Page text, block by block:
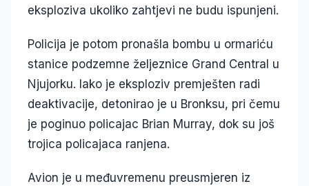
eksploziva ukoliko zahtjevi ne budu ispunjeni.
Policija je potom pronašla bombu u ormariću
stanice podzemne željeznice Grand Central u
Njujorku. Iako je eksploziv premješten radi
deaktivacije, detonirao je u Bronksu, pri čemu
je poginuo policajac Brian Murray, dok su još
trojica policajaca ranjena.
Avion je u međuvremenu preusmjeren iz